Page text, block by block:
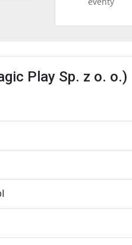
Play Sp. z o. o.)